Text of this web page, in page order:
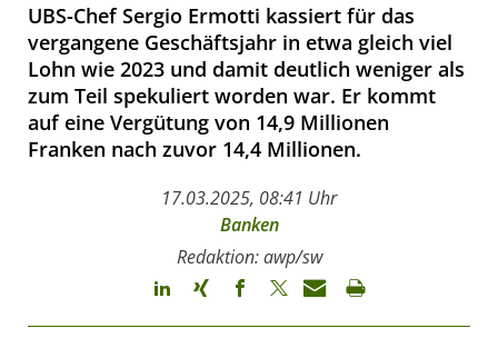
UBS-Chef Sergio Ermotti kassiert für das
vergangene Geschäftsjahr in etwa gleich viel
Lohn wie 2023 und damit deutlich weniger als
zum Teil spekuliert worden war. Er kommt
auf eine Vergütung von 14,9 Millionen
Franken nach zuvor 14,4 Millionen.
17.03.2025, 08:41 Uhr
Banken
Redaktion: awp/sw